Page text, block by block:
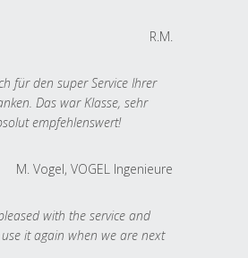
R.M.
für den super Service Ihrer
Das war Klasse, sehr
empfehlenswert!
M. Vogel, VOGEL Ingenieure
with the service and
it again when we are next